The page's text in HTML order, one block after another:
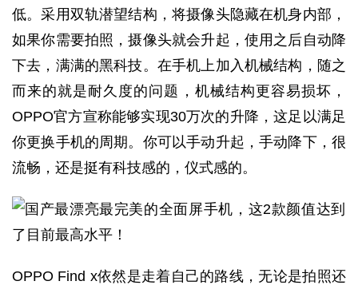
低。采用双轨潜望结构，将摄像头隐藏在机身内部，
如果你需要拍照，摄像头就会升起，使用之后自动降
下去，满满的黑科技。在手机上加入机械结构，随之
而来的就是耐久度的问题，机械结构更容易损坏，
OPPO官方宣称能够实现30万次的升降，这足以满足
你更换手机的周期。你可以手动升起，手动降下，很
流畅，还是挺有科技感的，仪式感的。
OPPO Find x依然是走着自己的路线，无论是拍照还